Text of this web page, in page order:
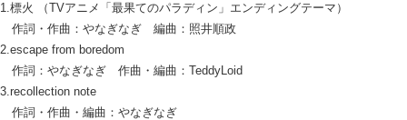
1.標火 （TVアニメ「最果てのパラディン」エンディングテーマ）
作詞・作曲：やなぎなぎ 編曲：照井順政
2.escape from boredom
作詞：やなぎなぎ 作曲・編曲：TeddyLoid
3.recollection note
作詞・作曲・編曲：やなぎなぎ